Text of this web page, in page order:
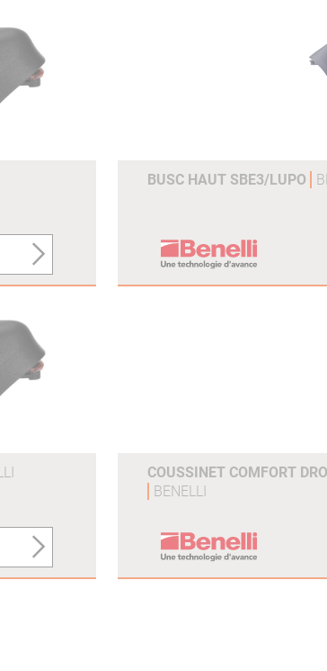
BUSC HAUT SBE3/LUPO
COUSSINET COMFORT
BENELLI